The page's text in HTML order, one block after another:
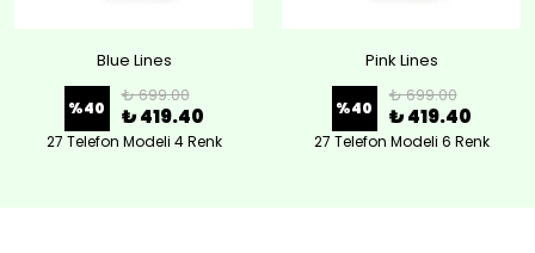
Blue Lines
%40
₺ 699.00
₺ 419.40
27 Telefon Modeli 4 Renk
Pink Lines
%40
₺ 699.00
₺ 419.40
27 Telefon Modeli 6 Renk